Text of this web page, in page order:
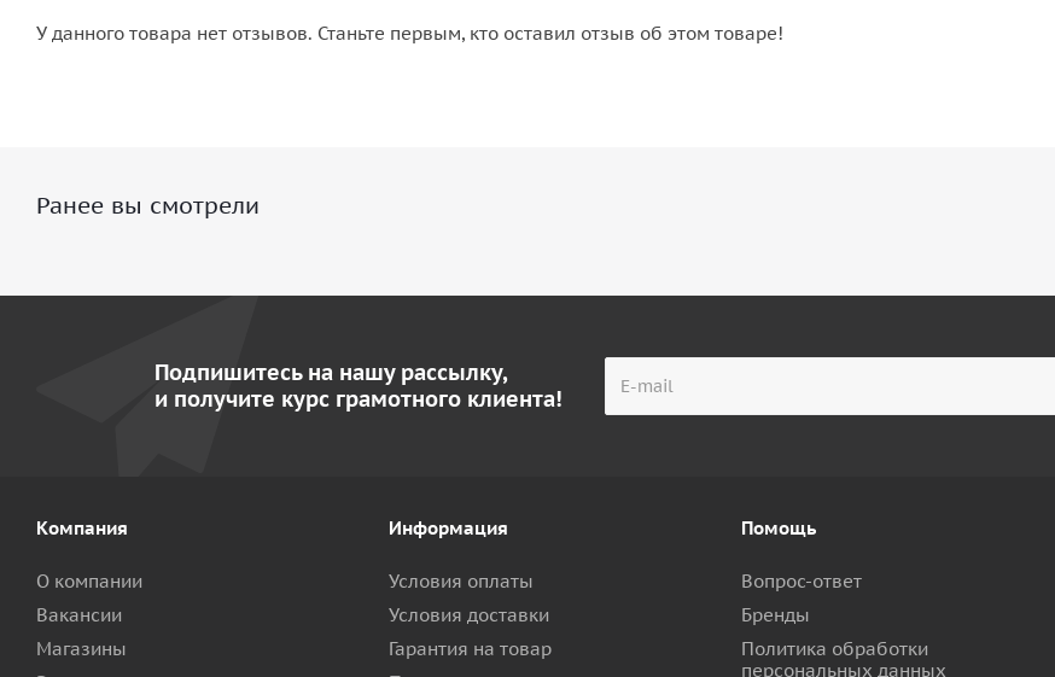
У данного товара нет отзывов. Станьте первым, кто оставил отзыв об этом товаре!
Ранее вы смотрели
Подпишитесь на нашу рассылку,
и получите курс грамотного клиента!
Компания
О компании
Вакансии
Магазины
Информация
Условия оплаты
Условия доставки
Гарантия на товар
Помощь
Вопрос-ответ
Бренды
Политика обработки
персональных данных